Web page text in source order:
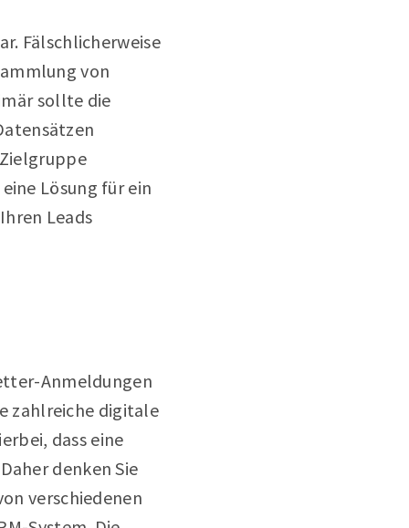
Fälschlicherweise
von
sollte die
Lösung für ein
Leads
Anmeldungen
zahlreiche digitale
dass eine
denken Sie
verschiedenen